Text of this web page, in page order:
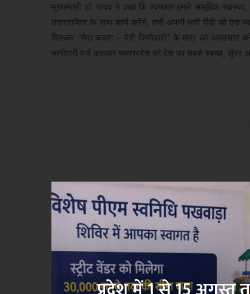
मुख्यमंत्री डॉ. यादव ने कहा कि स्वच्छता हमारे सामूहिक
उत्तरदायित्व के साथ कार्य करेंगे, तभी अपनी भावी पीढ़ी को
मिलकर "मेरा कचरा – मेरी जिम्मेदारी" के मंत्र को
भागीदारी दर्ज कराकर मध्यप्रदेश को देश का सबसे स्वच्छ, सुंदर